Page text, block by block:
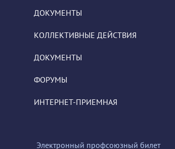
ДОКУМЕНТЫ
КОЛЛЕКТИВНЫЕ ДЕЙСТВИЯ
ДОКУМЕНТЫ
ФОРУМЫ
ИНТЕРНЕТ-ПРИЕМНАЯ
Электронный профсоюзный билет